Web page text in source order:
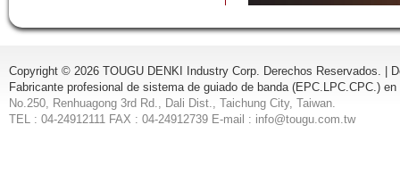
Copyright © 2026 TOUGU DENKI Industry Corp. Derechos Reservados. |
Fabricante profesional de sistema de guiado de banda (EPC.LPC.CPC.) en
No.250, Renhuagong 3rd Rd., Dali Dist., Taichung City, Taiwan.
TEL : 04-24912111 FAX : 04-24912739 E-mail : info@tougu.com.tw